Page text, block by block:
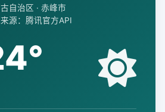
自治区 · 赤峰市
源：腾讯官方API